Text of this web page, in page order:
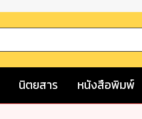
นิตยสาร หนังสือพิมพ์